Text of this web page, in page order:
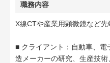
職務内容
X線CTや産業用顕微鏡など
■ クライアント：自動車、
造メーカーの研究、生産技